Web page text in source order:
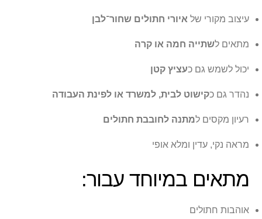
עיצוב מקורי של איורי חתולים שחור־לבן
מתאים לשתייה חמה או קרה
יכול לשמש גם כעציץ קטן
נהדר גם כקישוט לבית, למשרד או לפינת העבודה
רעיון מקסים למתנה לחובבת חתולים
מראה נקי, עדין ומלא אופי
מתאים במיוחד עבור:
אוהבות חתולים